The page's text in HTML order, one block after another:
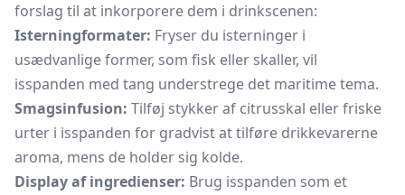
forslag til at inkorporere dem i drinkscenen:
Isterningformater: Fryser du isterninger i
usædvanlige former, som fisk eller skaller, vil
isspanden med tang understrege det maritime tema.
Smagsinfusion: Tilføj stykker af citrusskal eller friske
urter i isspanden for gradvist at tilføre drikkevarerne
aroma, mens de holder sig kolde.
Display af ingredienser: Brug isspanden som et